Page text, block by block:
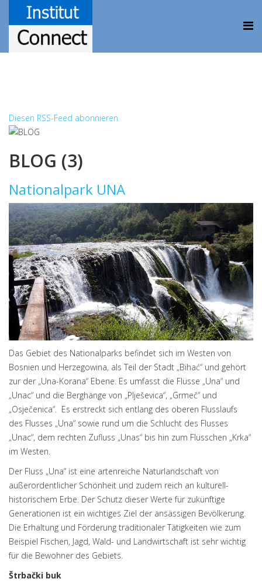
Diesen RSS-Feed abonnieren
BLOG (3)
Nationalpark UNA
Das Gebiet des Nationalparks befindet sich im Westen von
Bosnien und Herzegowina, als Teil der Stadt „Bihać“ und gehört
zur der „Una-Korana“ Ebene. Es umfasst die Flüsse „Una“ und
„Unac“ und die Berghänge von „Plješevica“, „Grmeč“ und
„Osječenica“. Es erstreckt sich entlang des oberen Flusslaufs
des Flusses „Una“ sowie rund um die Schlucht des Flusses
„Unac“, dem rechten Zufluss „Unas“ bis hin zum Flüsschen „Krka“
im Westen.
Der Fluss „Una“ ist eine artenreiche Naturlandschaft von
außerordentlicher Schönheit und zudem reich an kulturell-
historischem Erbe. Der Schutz dieser Werte für zukünftige
Generationen ist ein wichtiges Ziel der ansässigen Bevölkerung.
Die Erhaltung und Förderung traditionaler Tätigkeiten wie zum
Beispiel Fischen, Jagd, Wald- und Landwirtschaft ist sehr wichtig
für die Bewohner des Gebiets.
Štrbački buk